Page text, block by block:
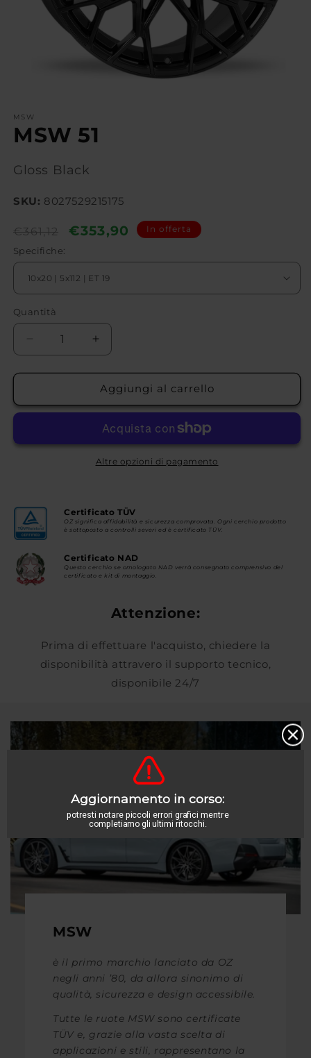
MSW
MSW 51
Gloss Black
SKU: 8027529215175
Prezzo
di
listino
€361,12
Prezzo
€353,90 In offerta
Specifiche:
Quantità
Diminuisci
quantità
per
51
Aumenta
quantità
per
MSW
51
Aggiungi al carrello
Altre opzioni di pagamento
Certificato TÜV
OZ significa affidabilità e sicurezza comprovata. Ogni cerchio prodotto
è sottoposto a controlli severi ed è certificato TÜV.
Certificato NAD
Questo cerchio se omologato NAD verrà consegnato comprensivo del
certificato e kit di montaggio.
Attenzione:
Prima di effettuare l'acquisto, chiedere la
disponibilità attravero il supporto tecnico,
disponibile 24/7
MSW
è il primo marchio lanciato da OZ
negli anni ’80, da allora sinonimo di
qualità, sicurezza e design accessibile.
Tutte le ruote MSW sono certificate
TÜV e, grazie alla vasta scelta di
applicazioni e stili, rappresentano la